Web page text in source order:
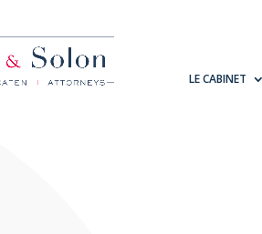
LE CABINET